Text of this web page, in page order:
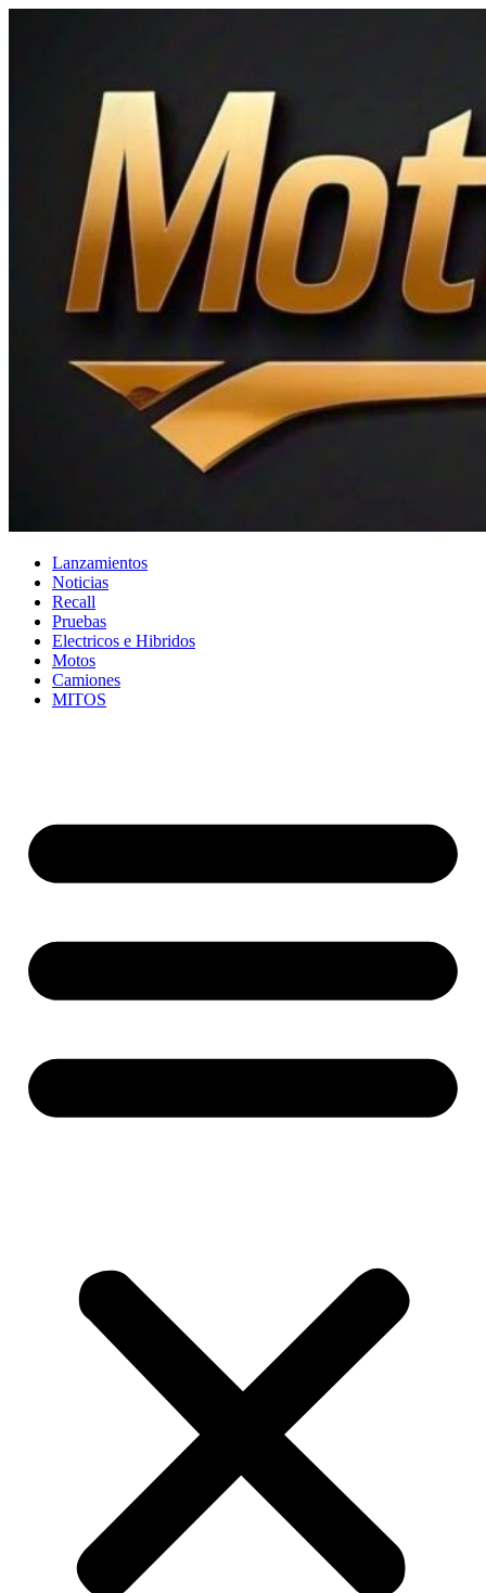
Lanzamientos
Noticias
Recall
Pruebas
Electricos e Hibridos
Motos
Camiones
MITOS